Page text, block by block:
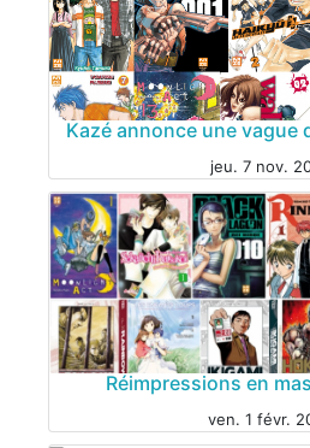
CINÉMA
MANGA
Kazé annonce une vague
jeu. 7 nov.
Réimpressions en
ven. 1 févr.